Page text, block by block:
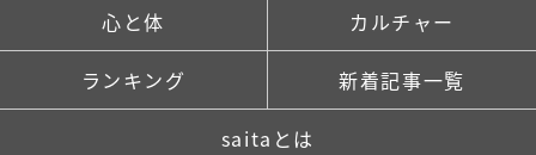
心と体 カルチャー
ランキング 新着記事一覧
saitaとは